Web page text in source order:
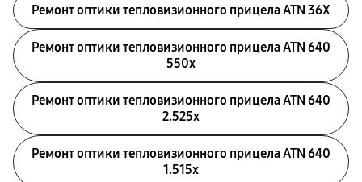
Ремонт оптики тепловизионного прицела ATN 36X
Ремонт оптики тепловизионного прицела ATN 640
550x
Ремонт оптики тепловизионного прицела ATN 640
2.525x
Ремонт оптики тепловизионного прицела ATN 640
1.515x